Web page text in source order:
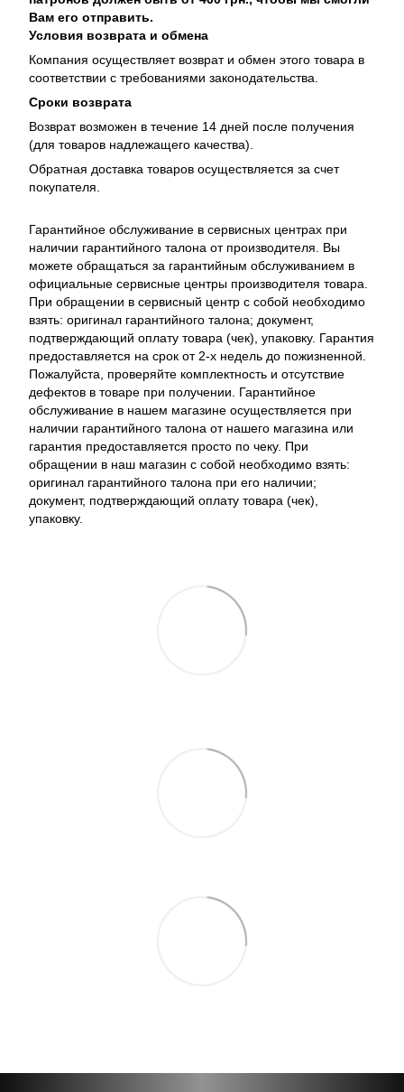
Вам его отправить.
Условия возврата и обмена
Компания осуществляет возврат и обмен этого товара в
соответствии с требованиями законодательства.
Сроки возврата
Возврат возможен в течение 14 дней после получения
(для товаров надлежащего качества).
Обратная доставка товаров осуществляется за счет
покупателя.
Гарантийное обслуживание в сервисных центрах при
наличии гарантийного талона от производителя. Вы
можете обращаться за гарантийным обслуживанием в
официальные сервисные центры производителя товара.
При обращении в сервисный центр с собой необходимо
взять: оригинал гарантийного талона; документ,
подтверждающий оплату товара (чек), упаковку. Гарантия
предоставляется на срок от 2-х недель до пожизненной.
Пожалуйста, проверяйте комплектность и отсутствие
дефектов в товаре при получении. Гарантийное
обслуживание в нашем магазине осуществляется при
наличии гарантийного талона от нашего магазина или
гарантия предоставляется просто по чеку. При
обращении в наш магазин с собой необходимо взять:
оригинал гарантийного талона при его наличии;
документ, подтверждающий оплату товара (чек),
упаковку.